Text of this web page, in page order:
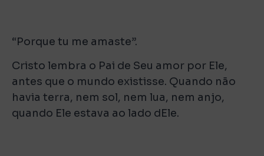
“Porque tu me amaste”.
Cristo lembra o Pai de Seu amor por Ele,
antes que o mundo existisse. Quando não
havia terra, nem sol, nem lua, nem anjo,
quando Ele estava ao lado dEle.